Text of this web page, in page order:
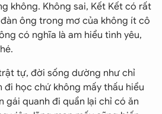
không. Không sai, Kết Kết có rất
ông trong mơ của không ít cô
có nghĩa là am hiểu tình yêu,
tự, đời sống dường như chỉ
đi học chứ không mấy thấu hiểu
gái quanh đi quẩn lại chỉ có ăn